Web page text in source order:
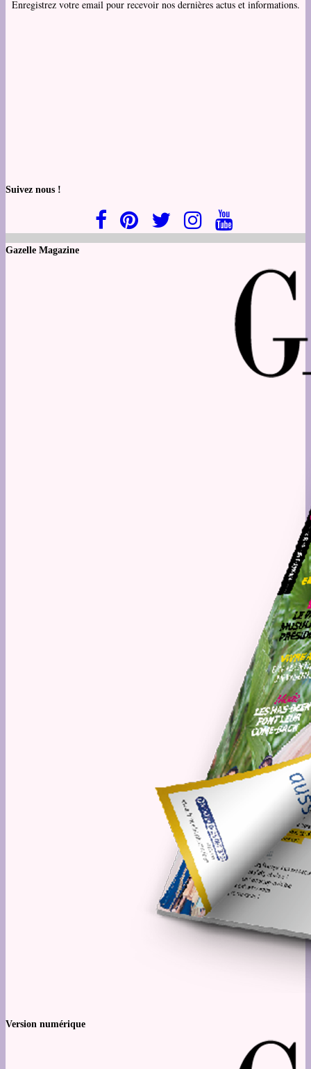
Enregistrez votre email pour recevoir nos dernières actus et informations.
Suivez nous !
Gazelle Magazine
Version numérique